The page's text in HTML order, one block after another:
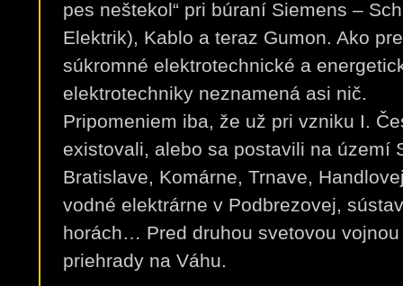
pes neštekol“ pri búraní Siemens –
Elektrik), Kablo a teraz Gumon. Ako
súkromné elektrotechnické a
elektrotechniky neznamená asi nič.
Pripomeniem iba, že už pri vzniku I.
existovali, alebo sa postavili na území
Bratislave, Komárne, Trnave,
vodné elektrárne v Podbrezovej,
horách… Pred druhou svetovou
priehrady na Váhu.